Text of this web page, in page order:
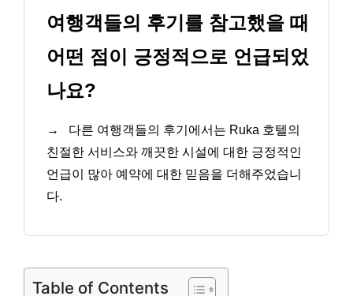
여행객들의 후기를 참고했을 때
어떤 점이 긍정적으로 언급되었
나요?
→
다른 여행객들의 후기에서는 Ruka 호텔의
친절한 서비스와 깨끗한 시설에 대한 긍정적인
언급이 많아 예약에 대한 믿음을 더해주었습니
다.
Table of Contents